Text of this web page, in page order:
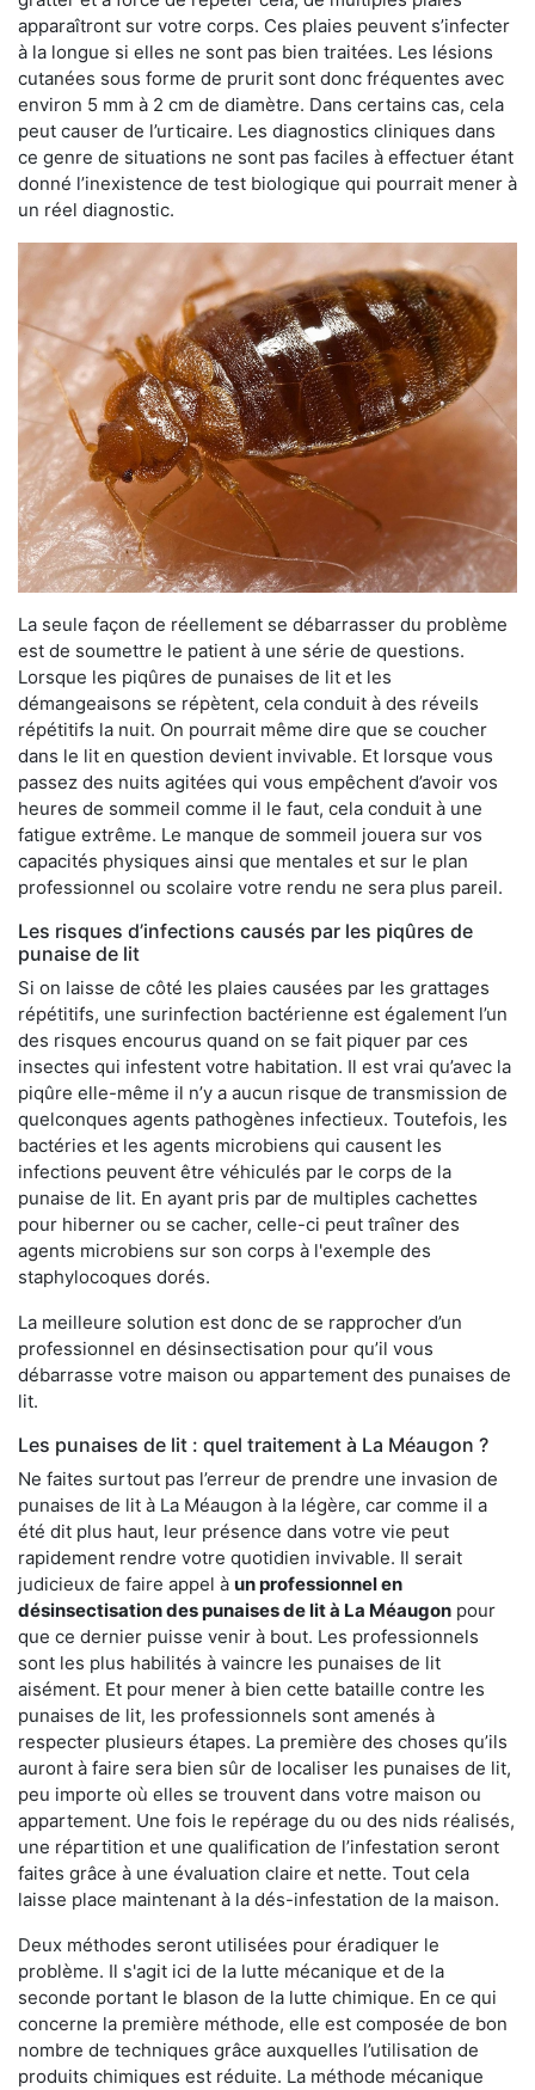
apparaîtront sur votre corps. Ces plaies peuvent s’infecter
à la longue si elles ne sont pas bien traitées. Les lésions
cutanées sous forme de prurit sont donc fréquentes avec
environ 5 mm à 2 cm de diamètre. Dans certains cas, cela
peut causer de l’urticaire. Les diagnostics cliniques dans
ce genre de situations ne sont pas faciles à effectuer étant
donné l’inexistence de test biologique qui pourrait mener à
un réel diagnostic.
La seule façon de réellement se débarrasser du problème
est de soumettre le patient à une série de questions.
Lorsque les piqûres de punaises de lit et les
démangeaisons se répètent, cela conduit à des réveils
répétitifs la nuit. On pourrait même dire que se coucher
dans le lit en question devient invivable. Et lorsque vous
passez des nuits agitées qui vous empêchent d’avoir vos
heures de sommeil comme il le faut, cela conduit à une
fatigue extrême. Le manque de sommeil jouera sur vos
capacités physiques ainsi que mentales et sur le plan
professionnel ou scolaire votre rendu ne sera plus pareil.
Les risques d’infections causés par les piqûres de
punaise de lit
Si on laisse de côté les plaies causées par les grattages
répétitifs, une surinfection bactérienne est également l’un
des risques encourus quand on se fait piquer par ces
insectes qui infestent votre habitation. Il est vrai qu’avec la
piqûre elle-même il n’y a aucun risque de transmission de
quelconques agents pathogènes infectieux. Toutefois, les
bactéries et les agents microbiens qui causent les
infections peuvent être véhiculés par le corps de la
punaise de lit. En ayant pris par de multiples cachettes
pour hiberner ou se cacher, celle-ci peut traîner des
agents microbiens sur son corps à l'exemple des
staphylocoques dorés.
La meilleure solution est donc de se rapprocher d’un
professionnel en désinsectisation pour qu’il vous
débarrasse votre maison ou appartement des punaises de
lit.
Les punaises de lit : quel traitement à La Méaugon ?
Ne faites surtout pas l’erreur de prendre une invasion de
punaises de lit à La Méaugon à la légère, car comme il a
été dit plus haut, leur présence dans votre vie peut
rapidement rendre votre quotidien invivable. Il serait
judicieux de faire appel à un professionnel en
désinsectisation des punaises de lit à La Méaugon pour
que ce dernier puisse venir à bout. Les professionnels
sont les plus habilités à vaincre les punaises de lit
aisément. Et pour mener à bien cette bataille contre les
punaises de lit, les professionnels sont amenés à
respecter plusieurs étapes. La première des choses qu’ils
auront à faire sera bien sûr de localiser les punaises de lit,
peu importe où elles se trouvent dans votre maison ou
appartement. Une fois le repérage du ou des nids réalisés,
une répartition et une qualification de l’infestation seront
faites grâce à une évaluation claire et nette. Tout cela
laisse place maintenant à la dés-infestation de la maison.
Deux méthodes seront utilisées pour éradiquer le
problème. Il s'agit ici de la lutte mécanique et de la
seconde portant le blason de la lutte chimique. En ce qui
concerne la première méthode, elle est composée de bon
nombre de techniques grâce auxquelles l’utilisation de
produits chimiques est réduite. La méthode mécanique